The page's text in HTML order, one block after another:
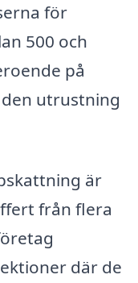
för
500 och
på
utrustning
är
från flera
där de